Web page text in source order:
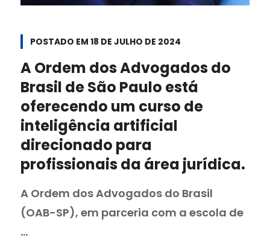
POSTADO EM 18 DE JULHO DE 2024
A Ordem dos Advogados do
Brasil de São Paulo está
oferecendo um curso de
inteligência artificial
direcionado para
profissionais da área jurídica.
A Ordem dos Advogados do Brasil
(OAB-SP), em parceria com a escola de
...